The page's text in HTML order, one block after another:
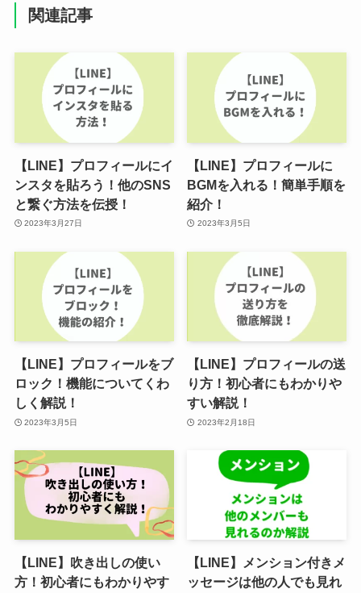
関連記事
【LINE】プロフィールにイ
ンスタを貼ろう！他のSNS
と繋ぐ方法を伝授！
2023年3月27日
【LINE】プロフィールに
BGMを入れる！簡単手順を
紹介！
2023年3月5日
【LINE】プロフィールをブ
ロック！機能についてくわ
しく解説！
2023年3月5日
【LINE】プロフィールの送
り方！初心者にもわかりや
すい解説！
2023年2月18日
【LINE】吹き出しの使い
方！初心者にもわかりやす
【LINE】メンション付きメ
ッセージは他の人でも見れ